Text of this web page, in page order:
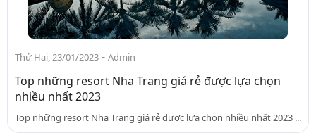
Thứ Hai, 23/01/2023 - Admin
Top những resort Nha Trang giá rẻ được lựa chọn
nhiều nhất 2023
Top những resort Nha Trang giá rẻ được lựa chọn nhiều nhất 2023 ...